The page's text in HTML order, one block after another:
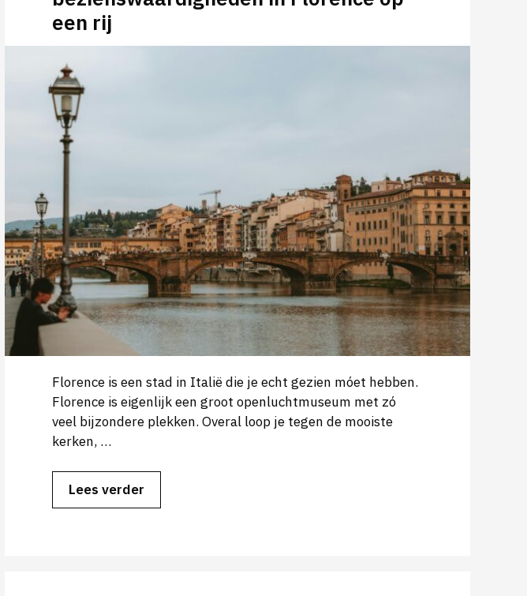
een rij
Florence is een stad in Italië die je echt gezien móet hebben.
Florence is eigenlijk een groot openluchtmuseum met zó
veel bijzondere plekken. Overal loop je tegen de mooiste
kerken, …
Lees verder